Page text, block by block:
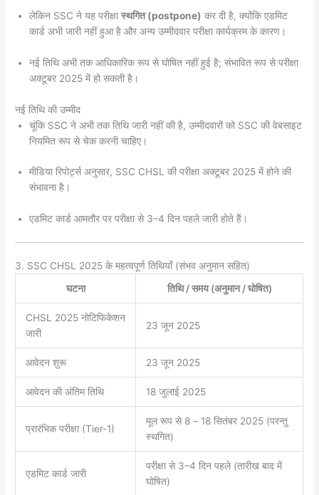
लेकिन SSC ने यह परीक्षास्थगित (postpone) कर दी है, क्योंकि एडमिट
कार्ड अभी जारी नहीं हुआ है और अन्य उम्मीदवार परीक्षा कार्यक्रम के कारण।
नई तिथि अभी तक आधिकारिक रूप से घोषित नहीं हुई है; संभावित रूप से परीक्षा
अक्टूबर 2025 में हो सकती है।
नई तिथि की उम्मीद
चूंकि SSC ने अभी तक तिथि जारी नहीं की है, उम्मीदवारों को SSC की वेबसाइट
नियमित रूप से चेक करनी चाहिए।
मीडिया रिपोर्ट्स अनुसार, SSC CHSL की परीक्षा अक्टूबर 2025 में होने की
संभावना है।
एडमिट कार्ड आमतौर पर परीक्षा से 3–4 दिन पहले जारी होते हैं।
3. SSC CHSL 2025 के महत्वपूर्ण तिथियाँ (संभव अनुमान सहित)
घटना
तिथि / समय (अनुमान / घोषित)
CHSL 2025 नोटिफिकेशन
जारी
23 जून 2025
आवेदन शुरू 23 जून 2025
आवेदन की अंतिम तिथि 18 जुलाई 2025
प्रारंभिक परीक्षा (Tier-1)
मूल रूप से 8 – 18 सितंबर 2025 (परन्तु
स्थगित)
एडमिट कार्ड जारी
परीक्षा से 3–4 दिन पहले (तारीख बाद में
घोषित)